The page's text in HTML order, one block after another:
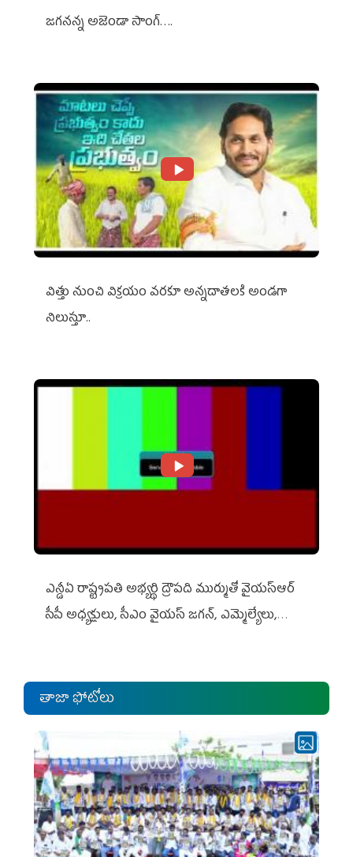
జగనన్న అజెండా సాంగ్….
విత్తు నుంచి విక్రయం వరకూ అన్నదాతలకి అండగా
నిలుస్తూ..
ఎన్డీఏ రాష్ట్ర‌ప‌తి అభ్య‌ర్థి ద్రౌప‌ది ముర్ముతో వైయ‌స్ఆర్
సీపీ అధ్య‌క్షులు, సీఎం వైయ‌స్ జ‌గ‌న్, ఎమ్మెల్యేలు,
తాజా ఫోటోలు